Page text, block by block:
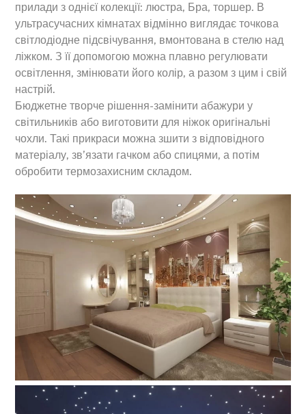
прилади з однієї колекції: люстра, Бра, торшер. В
ультрасучасних кімнатах відмінно виглядає точкова
світлодіодне підсвічування, вмонтована в стелю над
ліжком. З її допомогою можна плавно регулювати
освітлення, змінювати його колір, а разом з цим і свій
настрій.
Бюджетне творче рішення-замінити абажури у
світильників або виготовити для ніжок оригінальні
чохли. Такі прикраси можна зшити з відповідного
матеріалу, зв’язати гачком або спицями, а потім
обробити термозахисним складом.